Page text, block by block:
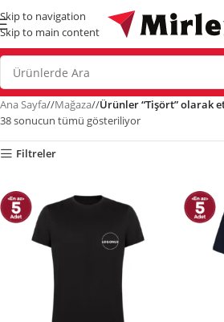
Skip to navigation
Skip to main content
Ana Sayfa/ Mağaza/ Ürünler “Tişört” olarak
38 sonucun tümü gösteriliyor
Filtreler